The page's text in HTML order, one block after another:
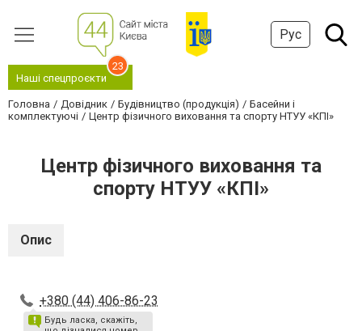
Рус
Наші спецпроєкти
23
Головна Довідник Будівництво (продукція)
Басейни і
комплектуючі
Центр фізичного виховання та спорту НТУУ «КПІ»
Центр фізичного виховання та
спорту НТУУ «КПІ»
Опис
+380 (44) 406-86-23
Будь ласка, скажіть,